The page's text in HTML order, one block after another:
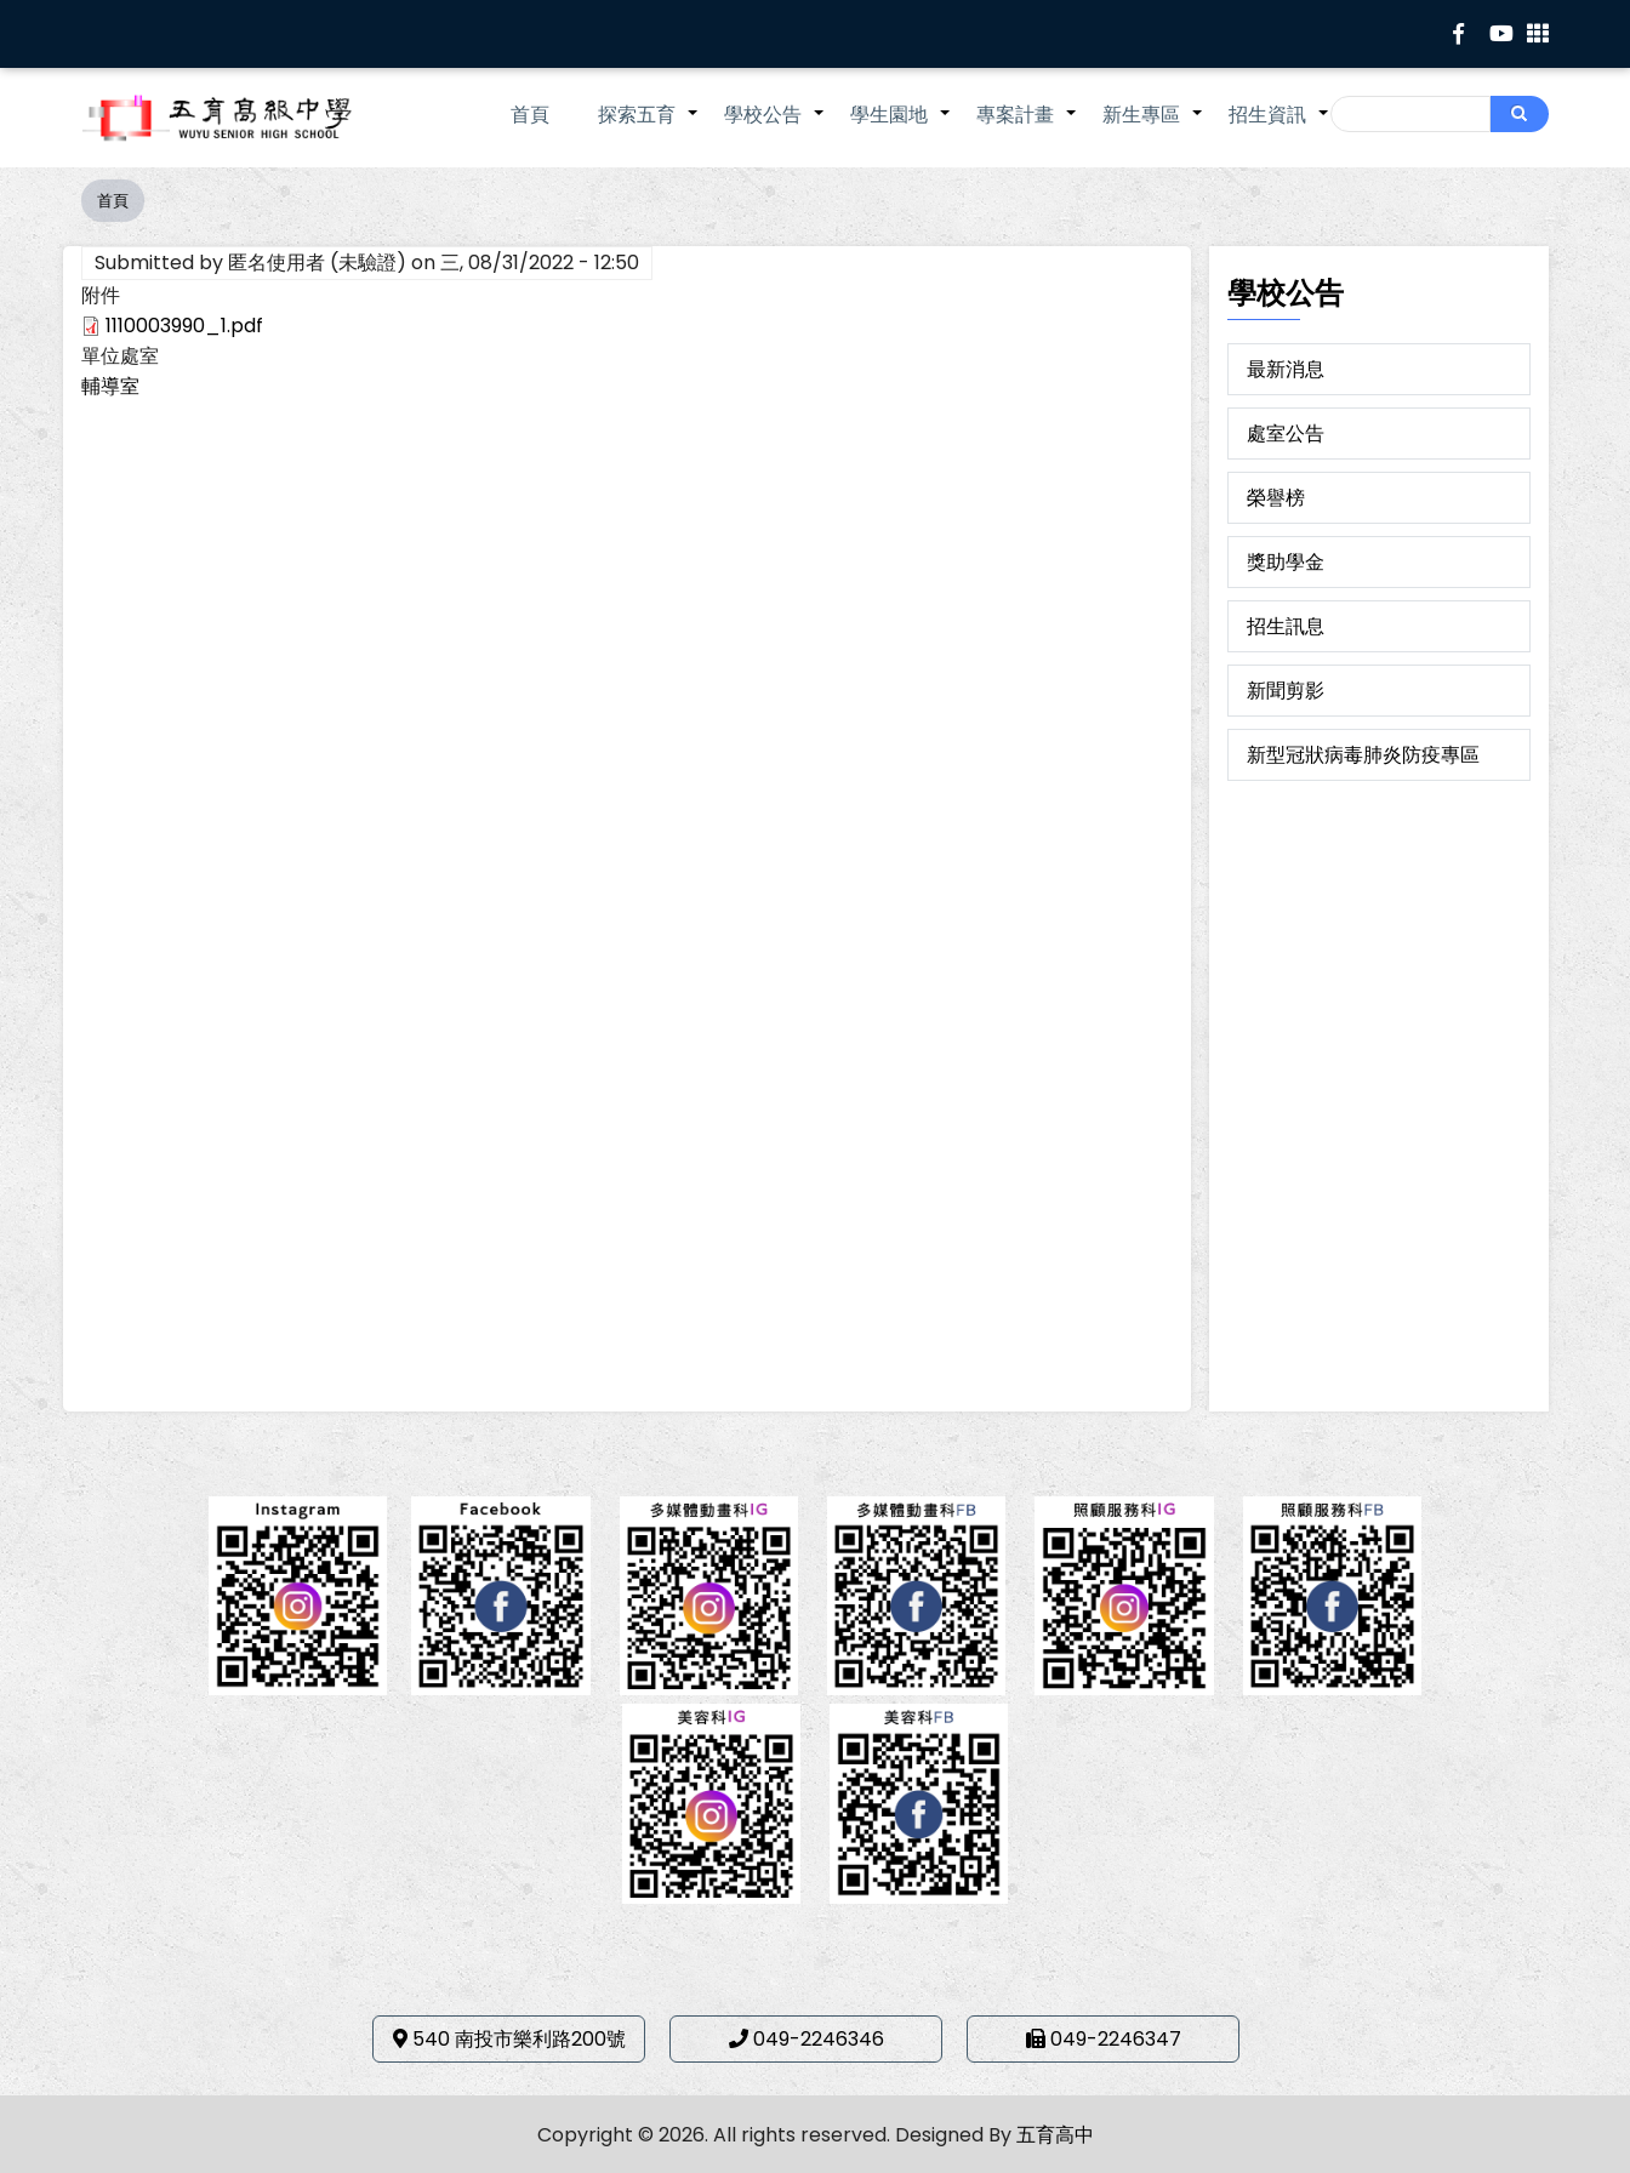
主
Search
Search
Main
navigation
首頁 +
探索五育 +
學校公告 +
學生園地 +
專案計畫 +
新生專區 +
招生資訊
導
航
連
結
首頁
Submitted by 匿名使用者 (未驗證) on三, 08/31/2022 - 12:50
附件
1110003990_1.pdf
單位處室
輔導室
學校公告
最新消息
處室公告
榮譽榜
獎助學金
招生訊息
新聞剪影
新型冠狀病毒肺炎防疫專區
540 南投市樂利路200號 049-2246346 049-2246347
Copyright © 2026. All rights reserved. Designed By五育高中